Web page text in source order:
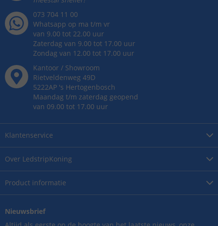
Over LedstripKoning
Product informatie
Klantenservice
073 704 11 00
Whatsapp op ma t/m vr
van 9.00 tot 22.00 uur
Zaterdag van 9.00 tot 17.00 uur
Zondag van 12.00 tot 17.00 uur
Kantoor / Showroom
Rietveldenweg 49D
5222AP 's Hertogenbosch
Maandag t/m zaterdag geopend
van 09.00 tot 17.00 uur
Nieuwsbrief